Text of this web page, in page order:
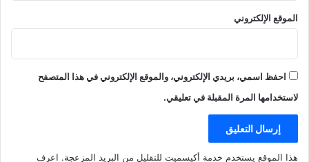
الموقع الإلكتروني
احفظ اسمي، بريدي الإلكتروني، والموقع الإلكتروني في هذا المتصفح
لاستخدامها المرة المقبلة في تعليقي.
هذا الموقع يستخدم خدمة أكيسميت للتقليل من البريد المزعجة. اعرف